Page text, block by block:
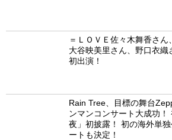
＝ＬＯＶＥ佐々木舞香さん
大谷映美里さん、野口衣織
初出演！
Rain Tree、目標の舞台
ンマンコンサート大成功
夜」初披露！ 初の海外単
ートも決定！